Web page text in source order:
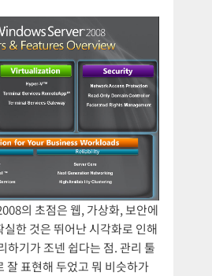
의 초점은 웹, 가상화, 보안에
한 것은 뛰어난 시각화로 인해
하기가 조넨 쉽다는 점. 관리 툴
잘 표현해 두었고 뭐 비슷하가